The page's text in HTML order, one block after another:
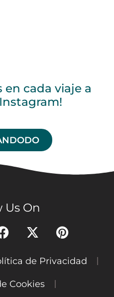
en cada viaje a
Us On
de Privacidad
Cookies